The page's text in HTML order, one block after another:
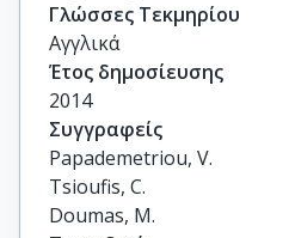
Γλώσσες Τεκμηρίου
Αγγλικά
Έτος δημοσίευσης
2014
Συγγραφείς
Papademetriou, V.
Tsioufis, C.
Doumas, M.